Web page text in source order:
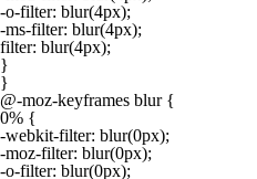
-o-filter: blur(4px);
-ms-filter: blur(4px);
filter: blur(4px);
}
}
@-moz-keyframes blur {
0% {
-webkit-filter: blur(0px);
-moz-filter: blur(0px);
-o-filter: blur(0px);